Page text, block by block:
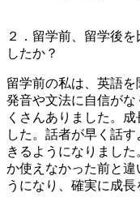
２．留学前、留学後
したか？
留学前の私は、英語を
発音や文法に自信が
くさんありました。
した。話者が早く話
きるようになりまし
か使えなかった前と
うになり、確実に成長